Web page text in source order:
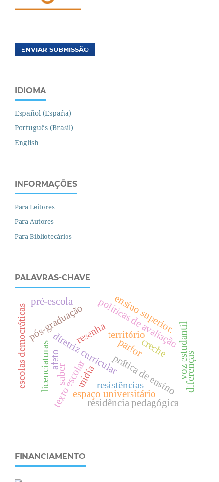
ENVIAR SUBMISSÃO
IDIOMA
Español (España)
Português (Brasil)
English
INFORMAÇÕES
Para Leitores
Para Autores
Para Bibliotecários
PALAVRAS-CHAVE
resenhaterritório
diretriz curricularprática de ensino
texto escolar
políticas de avaliação
espaço universitário
pós-graduação
saber mídia
residência pedagógica
escolas democráticas licenciaturas parfor voz estudantil
pré-escola
creche
e
n
s
i
n
o
s
u
p
e
r
i
o
r
.
diferenças
afeto
resistências
FINANCIAMENTO